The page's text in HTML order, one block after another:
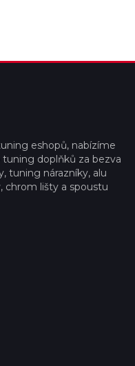
eshopů, nabízíme
doplňků za bezva
tuning nárazníky, alu
chrom lišty a spoustu